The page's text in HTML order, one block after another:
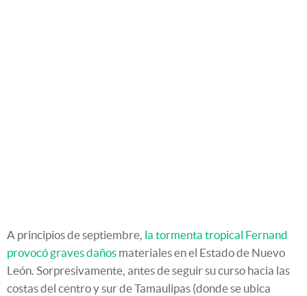
A principios de septiembre, la tormenta tropical Fernand
provocó graves daños materiales en el Estado de Nuevo
León. Sorpresivamente, antes de seguir su curso hacia las
costas del centro y sur de Tamaulipas (donde se ubica